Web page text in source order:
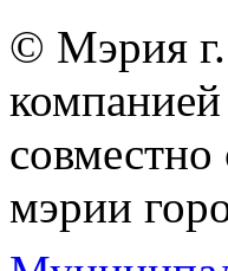
© Мэрия г.
компанией
мэрии